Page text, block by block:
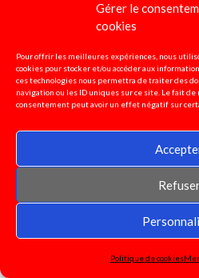
Gérer le
cookies
Pour offrir les meilleures expériences, nous
cookies pour stocker et/ou accéder aux
ces technologies nous permettra de traiter des
navigation ou les ID uniques sur ce site. Le fait
consentement peut avoir un effet négatif sur
Politique de cookies
juillet 22, 8
CTSD du mardi
Compte-rendu